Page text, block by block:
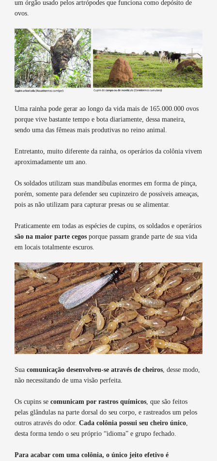
um órgão usado pelos artrópodes que funciona como depósito de
ovos.
Uma rainha pode gerar ao longo da vida mais de 165.000.000 ovos
porque vive bastante tempo e bota diariamente, dessa maneira,
sendo uma das fêmeas mais produtivas no reino animal.
Entretanto, muito diferente da rainha, os operários da colônia vivem
aproximadamente um ano.
Os soldados utilizam suas mandíbulas enormes em forma de pinça,
porém, somente para defender seu cupinzeiro de possíveis ameaças,
pois as não utilizam para capturar presas ou se alimentar.
Praticamente em todas as espécies de cupins, os soldados e operários
são na maior parte cegos porque passam grande parte de sua vida
em locais totalmente escuros.
Sua comunicação desenvolveu-se através de cheiros , desse modo,
não necessitando de uma visão perfeita.
Os cupins se comunicam por rastros químicos , que são feitos
pelas glândulas na parte dorsal do seu corpo, e rastreados um pelos
outros através do odor. Cada colônia possui seu cheiro único
desta forma tendo o seu próprio “idioma” e grupo fechado.
Para acabar com uma colônia, o único jeito efetivo é